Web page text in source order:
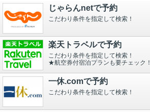
じゃらんnetで予約
こだわり条件を指定して検索！
楽天トラベルで予約
こだわり条件を指定して検索！
★航空券付宿泊プランも要チェック！
一休.comで予約
こだわり条件を指定して検索！